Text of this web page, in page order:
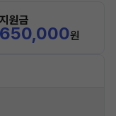
지원금
650,000원